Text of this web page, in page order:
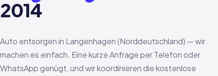
2014
Auto entsorgen in Langenhagen (Norddeutschland) — wir
machen es einfach. Eine kurze Anfrage per Telefon oder
WhatsApp genügt, und wir koordinieren die kostenlose